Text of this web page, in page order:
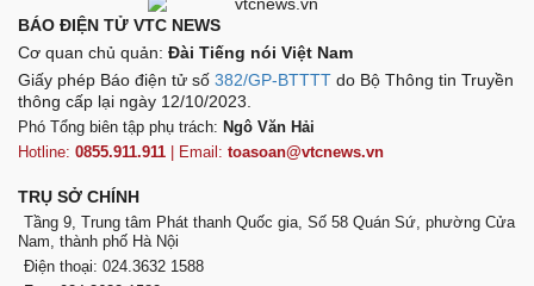
BÁO ĐIỆN TỬ VTC NEWS
Cơ quan chủ quản: Đài Tiếng nói Việt Nam
Giấy phép Báo điện tử số 382/GP-BTTTT do Bộ Thông tin Truyền
thông cấp lại ngày 12/10/2023.
Phó Tổng biên tập phụ trách: Ngô Văn Hải
Hotline: 0855.911.911 | Email: toasoan@vtcnews.vn
TRỤ SỞ CHÍNH
Tầng 9, Trung tâm Phát thanh Quốc gia, Số 58 Quán Sứ, phường Cửa
Nam, thành phố Hà Nội
Điện thoại: 024.3632 1588